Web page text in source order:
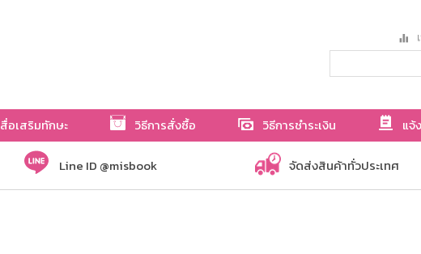
สื่อเสริมทักษะ วิธีการสั่งซื้อ วิธีการชำระเงิน แจ้
Line ID @misbook จัดส่งสินค้าทั่วประเทศ